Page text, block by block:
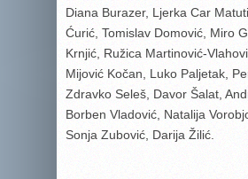
Diana Burazer, Ljerka Car
Ćurić, Tomislav Domović, Miro
Krnjić, Ružica Martinović-
Mijović Kočan, Luko Paljetak,
Zdravko Seleš, Davor Šalat,
Borben Vladović, Natalija
Sonja Zubović, Darija Žilić.